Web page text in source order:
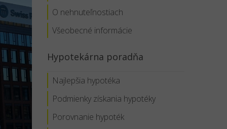
O nehnuteľnostiach
Všeobecné informácie
Hypotekárna poradňa
Najlepšia hypotéka
Podmienky získania hypotéky
Porovnanie hypoték